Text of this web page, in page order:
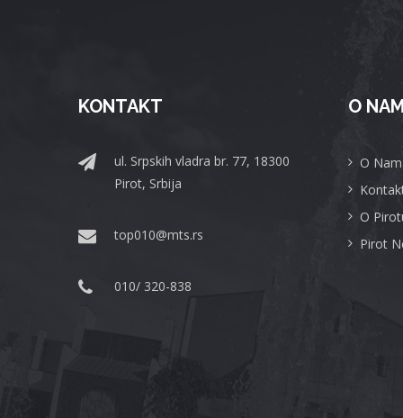
KONTAKT
ul. Srpskih vladra br. 77, 18300
Pirot, Srbija
top010@mts.rs
010/ 320-838
O
O
O
Pirot